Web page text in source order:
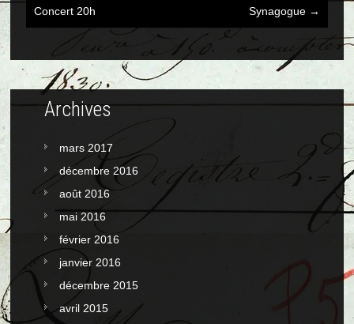
navigation
Concert 20h
Synagogue →
Archives
mars 2017
décembre 2016
août 2016
mai 2016
février 2016
janvier 2016
décembre 2015
avril 2015